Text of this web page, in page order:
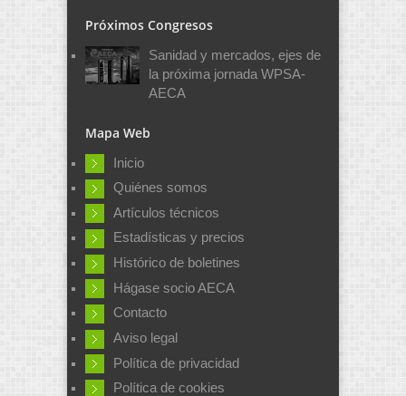
Próximos Congresos
Sanidad y mercados, ejes de
la próxima jornada WPSA-
AECA
Mapa Web
Inicio
Quiénes somos
Artículos técnicos
Estadísticas y precios
Histórico de boletines
Hágase socio AECA
Contacto
Aviso legal
Política de privacidad
Política de cookies